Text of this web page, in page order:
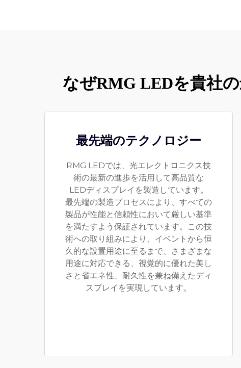
なぜRMG LEDを貴社
最先端のテクノロジー
RMG LEDでは、光エレクトロニクス技
術の最新の進歩を活用して高品質な
LEDディスプレイを製造しています。
最先端の製造プロセスにより、すべての
製品が性能と信頼性において厳しい基準
を満たすよう保証されています。この技
術への取り組みにより、イベントから恒
久的な設置用途に至るまで、さまざまな
用途に対応できる、視覚的に優れた美し
さと省エネ性、耐久性を兼ね備えたディ
スプレイを実現しています。